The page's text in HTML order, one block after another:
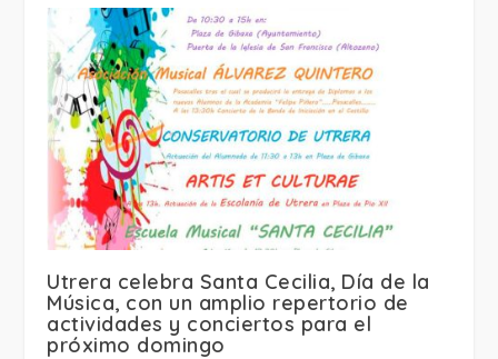
Utrera celebra Santa Cecilia, Día de la
Música, con un amplio repertorio de
actividades y conciertos para el
próximo domingo